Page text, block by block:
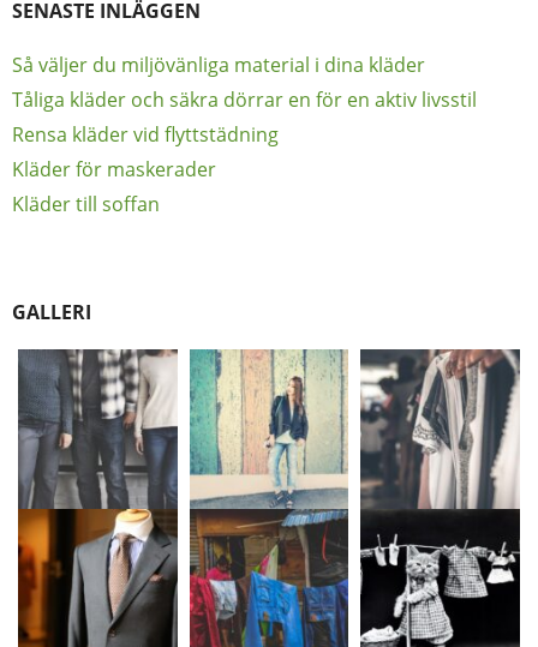
SENASTE INLÄGGEN
Så väljer du miljövänliga material i dina kläder
Tåliga kläder och säkra dörrar en för en aktiv livsstil
Rensa kläder vid flyttstädning
Kläder för maskerader
Kläder till soffan
GALLERI